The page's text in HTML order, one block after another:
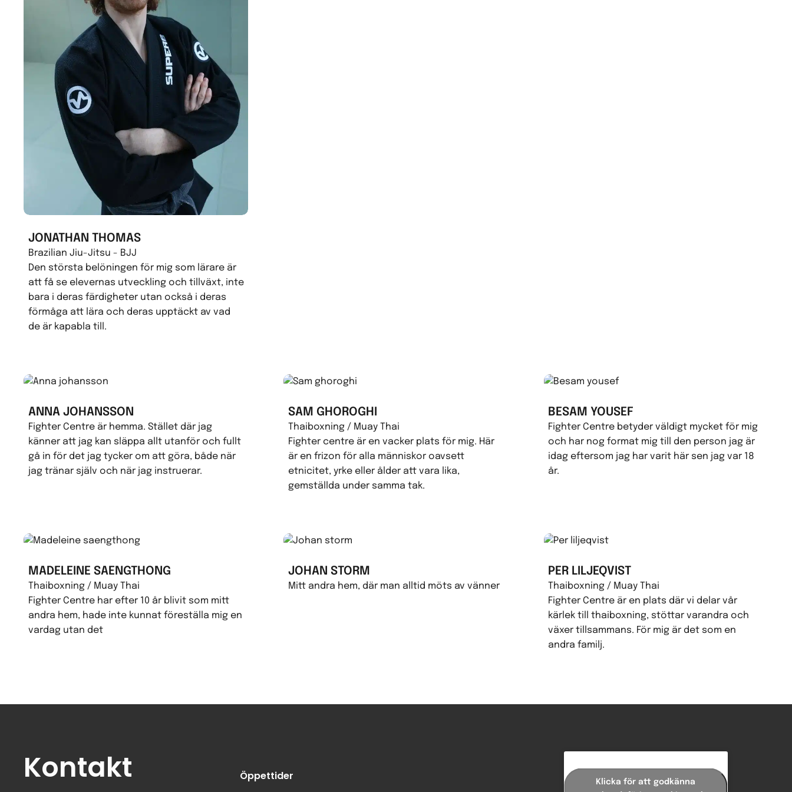
JONATHAN THOMAS
Brazilian Jiu-Jitsu - BJJ
Den största belöningen för mig som lärare är
att få se elevernas utveckling och tillväxt, inte
bara i deras färdigheter utan också i deras
förmåga att lära och deras upptäckt av vad
de är kapabla till.
ANNA JOHANSSON
Fighter Centre är hemma. Stället där jag
känner att jag kan släppa allt utanför och fullt
gå in för det jag tycker om att göra, både när
jag tränar själv och när jag instruerar.
SAM GHOROGHI
Thaiboxning / Muay Thai
Fighter centre är en vacker plats för mig. Här
är en frizon för alla människor oavsett
etnicitet, yrke eller ålder att vara lika,
gemställda under samma tak.
BESAM YOUSEF
Fighter Centre betyder väldigt mycket för mig
och har nog format mig till den person jag är
idag eftersom jag har varit här sen jag var 18
år.
MADELEINE SAENGTHONG
Thaiboxning / Muay Thai
Fighter Centre har efter 10 år blivit som mitt
andra hem, hade inte kunnat föreställa mig en
vardag utan det
JOHAN STORM
Mitt andra hem, där man alltid möts av vänner
PER LILJEQVIST
Thaiboxning / Muay Thai
Fighter Centre är en plats där vi delar vår
kärlek till thaiboxning, stöttar varandra och
växer tillsammans. För mig är det som en
andra familj.
Kontakt Öppettider
Klicka för att godkänna